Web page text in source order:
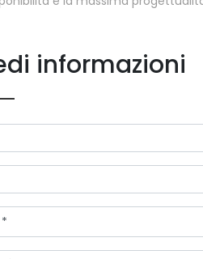
informazioni